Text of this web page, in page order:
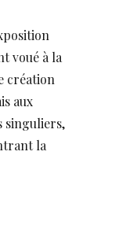
voué à la
création
aux
singuliers,
la